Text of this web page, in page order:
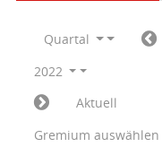
Quartal
2022
Aktuell
Gremium auswählen